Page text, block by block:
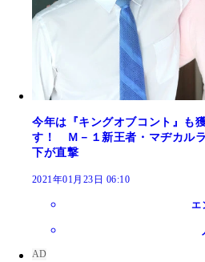
今年は『キングオブコント』も
す！ Ｍ－１新王者・マヂカル
下が直撃
2021年01月23日 06:10
エ